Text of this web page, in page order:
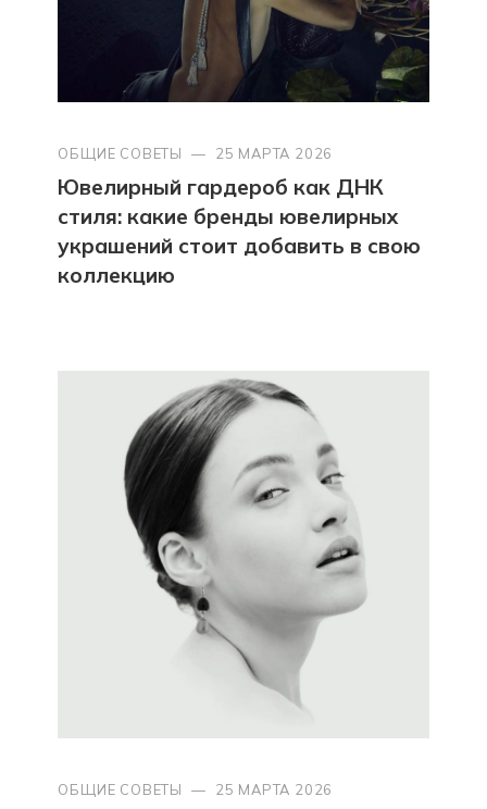
ОБЩИЕ СОВЕТЫ — 25 МАРТА 2026
Ювелирный гардероб как ДНК
стиля: какие бренды ювелирных
украшений стоит добавить в свою
коллекцию
ОБЩИЕ СОВЕТЫ — 25 МАРТА 2026